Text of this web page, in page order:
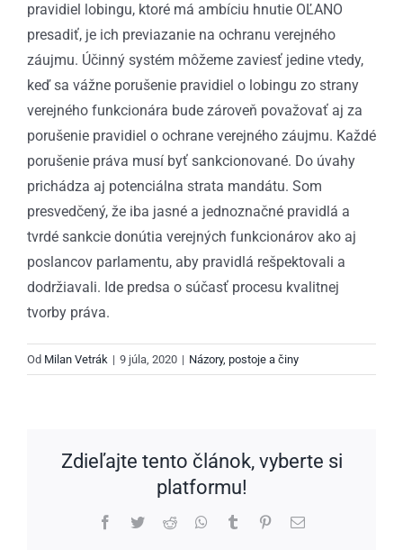
pravidiel lobingu, ktoré má ambíciu hnutie OĽANO
presadiť, je ich previazanie na ochranu verejného
záujmu. Účinný systém môžeme zaviesť jedine vtedy,
keď sa vážne porušenie pravidiel o lobingu zo strany
verejného funkcionára bude zároveň považovať aj za
porušenie pravidiel o ochrane verejného záujmu. Každé
porušenie práva musí byť sankcionované. Do úvahy
prichádza aj potenciálna strata mandátu. Som
presvedčený, že iba jasné a jednoznačné pravidlá a
tvrdé sankcie donútia verejných funkcionárov ako aj
poslancov parlamentu, aby pravidlá rešpektovali a
dodržiavali. Ide predsa o súčasť procesu kvalitnej
tvorby práva.
Od Milan Vetrák | 9 júla, 2020 | Názory, postoje a činy
Zdieľajte tento článok, vyberte si
platformu!
Facebook
TwitterReddit WhatsApp
Tumblr PinterestEmail